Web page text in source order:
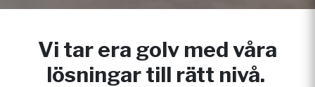
Vi tar era golv med våra
lösningar till rätt nivå.